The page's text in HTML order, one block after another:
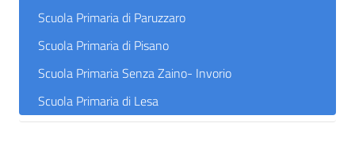
Scuola Primaria di Paruzzaro
Scuola Primaria di Pisano
Scuola Primaria Senza Zaino- Invorio
Scuola Primaria di Lesa